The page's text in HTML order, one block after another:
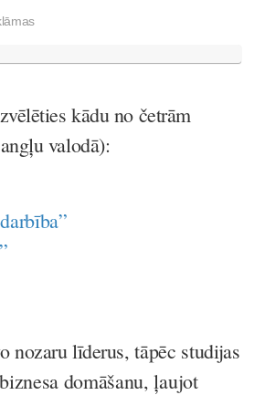
kādu no četrām
valodā):
nozaru līderus, tāpēc studijas
domāšanu, ļaujot